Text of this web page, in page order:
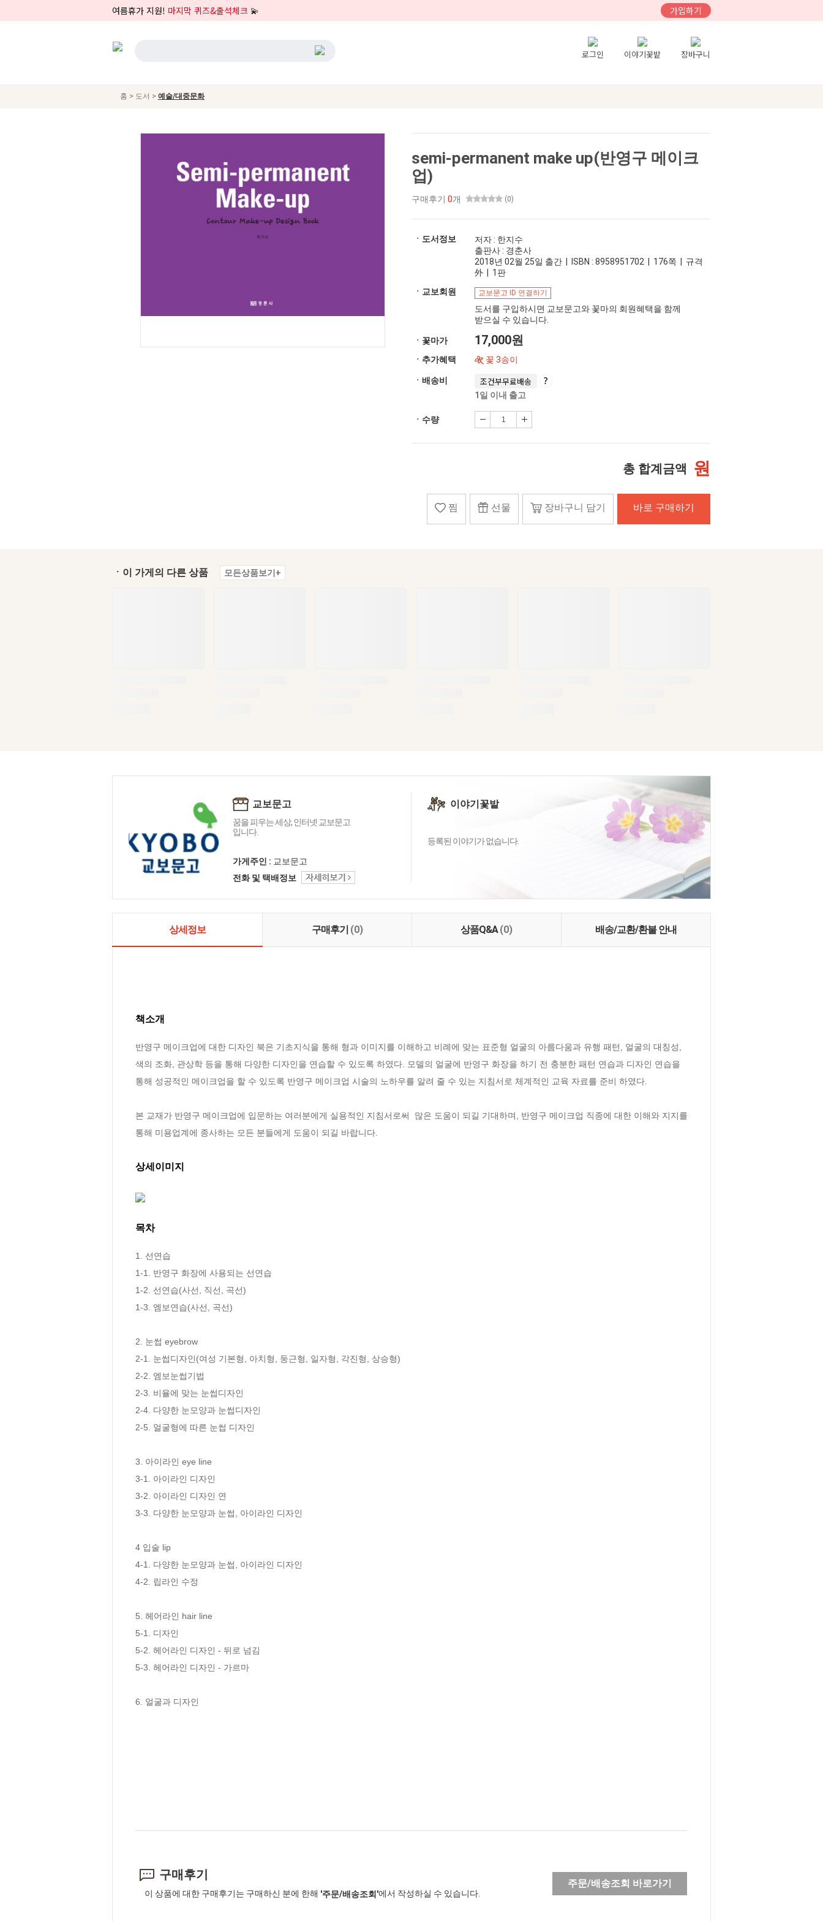
여름휴가 지원! 마지막 퀴즈&출석체크 💫 가입하기
로그인 이야기꽃밭 장바구니
홈 > 도서 > 예술/대중문화
semi-permanent make up(반영구 메이크
업)
구매후기 0개 (0)
ㆍ도서정보
저자 : 한지수
출판사 : 경춘사
2018년 02월 25일 출간 | ISBN : 8958951702 | 176쪽 | 규격
外 | 1판
ㆍ교보회원
교보문고 ID 연결하기
도서를 구입하시면 교보문고와 꽃마의 회원혜택을 함께
받으실 수 있습니다.
ㆍ꽃마가 17,000원
ㆍ추가혜택 꽃 3송이
ㆍ배송비 조건부무료배송
1일 이내 출고
ㆍ수량
총 합계금액 원
찜 선물 장바구니 담기 바로 구매하기
ㆍ이 가게의 다른 상품 모든상품보기+
교보문고
꿈을 피우는 세상, 인터넷 교보문고
입니다.
가게주인 : 교보문고
전화 및 택배정보
이야기꽃밭
등록된 이야기가 없습니다.
상세정보 구매후기 (0) 상품Q&A(0) 배송/교환/환불 안내
책소개
반영구 메이크업에 대한 디자인 북은 기초지식을 통해 형과 이미지를 이해하고 비례에 맞는 표준형 얼굴의 아름다움과 유행 패턴, 얼굴의 대칭성,
색의 조화, 관상학 등을 통해 다양한 디자인을 연습할 수 있도록 하였다. 모델의 얼굴에 반영구 화장을 하기 전 충분한 패턴 연습과 디자인 연습을
통해 성공적인 메이크업을 할 수 있도록 반영구 메이크업 시술의 노하우를 알려 줄 수 있는 지침서로 체계적인 교육 자료를 준비 하였다.
본 교재가 반영구 메이크업에 입문하는 여러분에게 실용적인 지침서로써  많은 도움이 되길 기대하며, 반영구 메이크업 직종에 대한 이해와 지지를
통해 미용업계에 종사하는 모든 분들에게 도움이 되길 바랍니다.
상세이미지
목차
1. 선연습
1-1. 반영구 화장에 사용되는 선연습
1-2. 선연습(사선, 직선, 곡선)
1-3. 엠보연습(사선, 곡선)
2. 눈썹 eyebrow
2-1. 눈썹디자인(여성 기본형, 아치형, 둥근형, 일자형, 각진형, 상승형)
2-2. 엠보눈썹기법
2-3. 비율에 맞는 눈썹디자인
2-4. 다양한 눈모양과 눈썹디자인
2-5. 얼굴형에 따른 눈썹 디자인
3. 아이라인 eye line
3-1. 아이라인 디자인
3-2. 아이라인 디자인 연
3-3. 다양한 눈모양과 눈썹, 아이라인 디자인
4 입술 lip
4-1. 다양한 눈모양과 눈썹, 아이라인 디자인
4-2. 립라인 수정
5. 헤어라인 hair line
5-1. 디자인
5-2. 헤어라인 디자인 - 뒤로 넘김
5-3. 헤어라인 디자인 - 가르마
6. 얼굴과 디자인
구매후기
이 상품에 대한 구매후기는 구매하신 분에 한해 '주문/배송조회'에서 작성하실 수 있습니다.
주문/배송조회 바로가기